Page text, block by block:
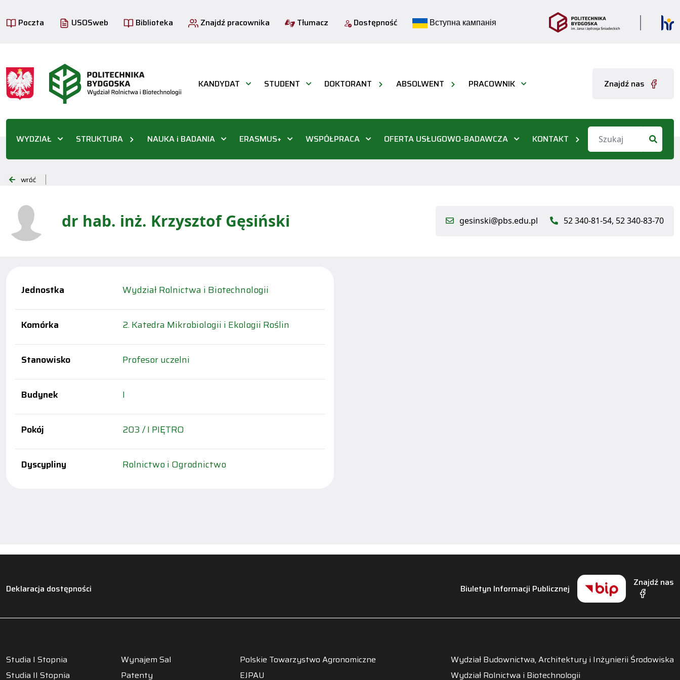
Poczta USOSweb Biblioteka Znajdź pracownika Tłumacz Dostępność Вступна кампанія
KANDYDAT STUDENT DOKTORANT ABSOLWENT PRACOWNIK Znajdź nas
WYDZIAŁ STRUKTURA NAUKA i BADANIA ERASMUS+ WSPÓŁPRACA OFERTA USŁUGOWO-BADAWCZA KONTAKT
wróć
dr hab. inż. Krzysztof Gęsiński gesinski@pbs.edu.pl 52 340-81-54, 52 340-83-70
Jednostka Wydział Rolnictwa i Biotechnologii
Komórka 2. Katedra Mikrobiologii i Ekologii Roślin
Stanowisko Profesor uczelni
Budynek I
Pokój 203 / I PIĘTRO
Dyscypliny Rolnictwo i Ogrodnictwo
Deklaracja dostępności Biuletyn Informacji Publicznej
Znajdź nas
Studia I Stopnia
Studia II Stopnia
Wynajem Sal
Patenty
Polskie Towarzystwo Agronomiczne
EJPAU
Wydział Budownictwa, Architektury i Inżynierii Środowiska
Wydział Rolnictwa i Biotechnologii